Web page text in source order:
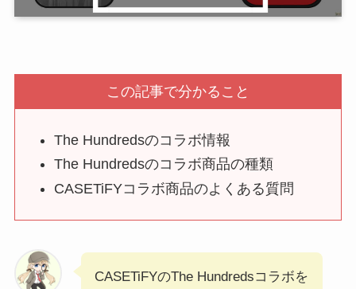
この記事で分かること
The Hundredsのコラボ情報
The Hundredsのコラボ商品の種類
CASETiFYコラボ商品のよくある質問
CASETiFYのThe Hundredsコラボを